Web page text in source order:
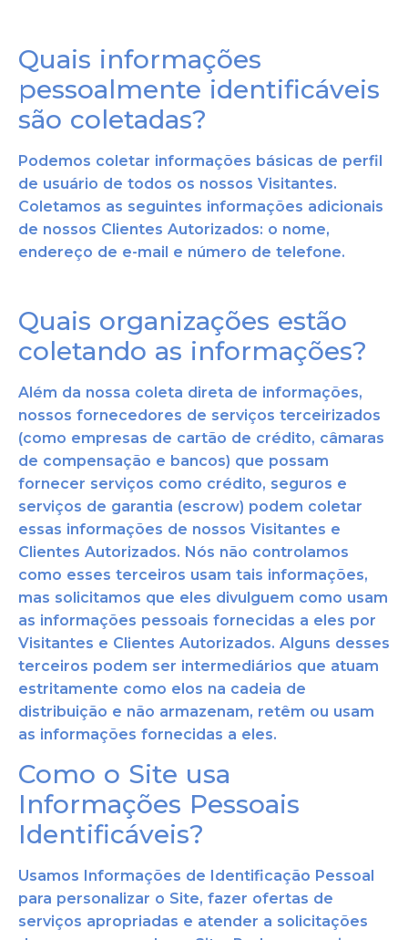
Quais informações
pessoalmente identificáveis
são coletadas?
Podemos coletar informações básicas de perfil
de usuário de todos os nossos Visitantes.
Coletamos as seguintes informações adicionais
de nossos Clientes Autorizados: o nome,
endereço de e-mail e número de telefone.
Quais organizações estão
coletando as informações?
Além da nossa coleta direta de informações,
nossos fornecedores de serviços terceirizados
(como empresas de cartão de crédito, câmaras
de compensação e bancos) que possam
fornecer serviços como crédito, seguros e
serviços de garantia (escrow) podem coletar
essas informações de nossos Visitantes e
Clientes Autorizados. Nós não controlamos
como esses terceiros usam tais informações,
mas solicitamos que eles divulguem como usam
as informações pessoais fornecidas a eles por
Visitantes e Clientes Autorizados. Alguns desses
terceiros podem ser intermediários que atuam
estritamente como elos na cadeia de
distribuição e não armazenam, retêm ou usam
as informações fornecidas a eles.
Como o Site usa
Informações Pessoais
Identificáveis?
Usamos Informações de Identificação Pessoal
para personalizar o Site, fazer ofertas de
serviços apropriadas e atender a solicitações